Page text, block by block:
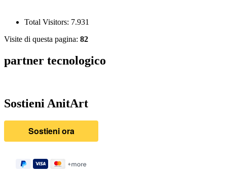
Total Visitors: 7.931
Visite di questa pagina: 82
partner tecnologico
Sostieni AnitArt